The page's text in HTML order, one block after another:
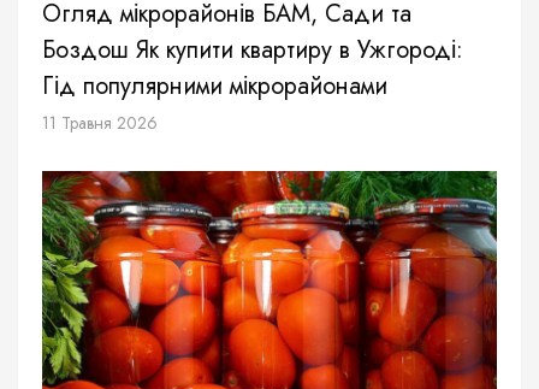
Огляд мікрорайонів БАМ, Сади та
Боздош Як купити квартиру в Ужгороді:
Гід популярними мікрорайонами
11 Травня 2026